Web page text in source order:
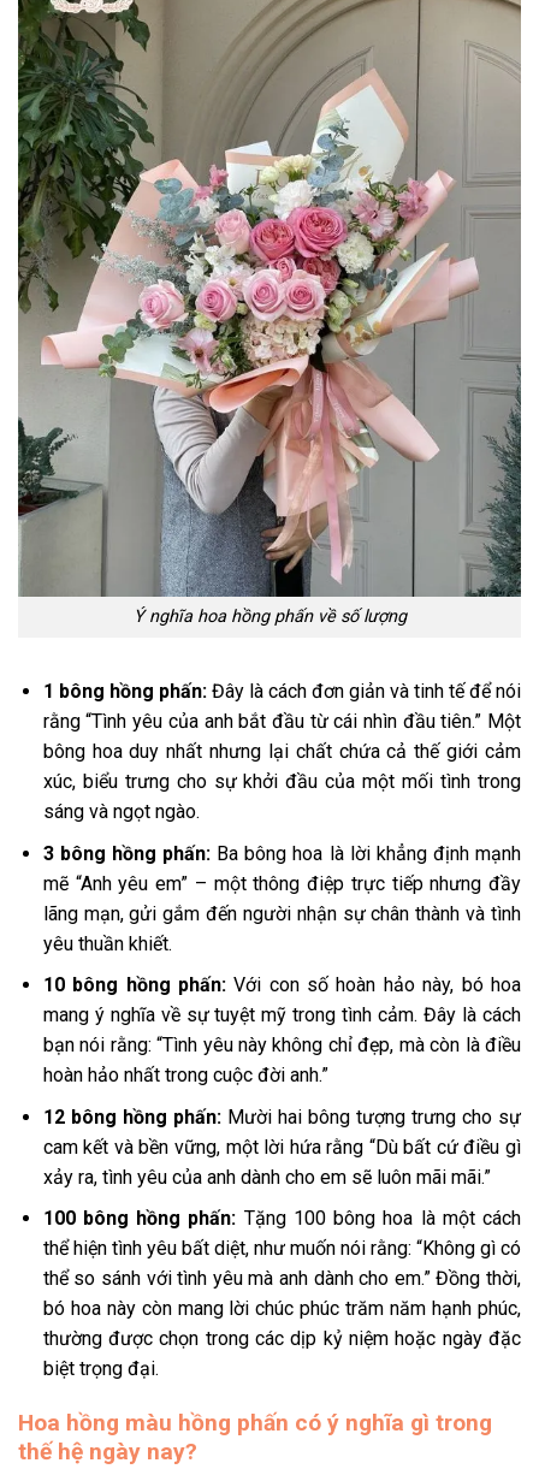
Ý nghĩa hoa hồng phấn về số lượng
1 bông hồng phấn:Đây là cách đơn giản và tinh tế để nói
rằng “Tình yêu của anh bắt đầu từ cái nhìn đầu tiên.” Một
bông hoa duy nhất nhưng lại chất chứa cả thế giới cảm
xúc, biểu trưng cho sự khởi đầu của một mối tình trong
sáng và ngọt ngào.
3 bông hồng phấn: Ba bông hoa là lời khẳng định mạnh
mẽ “Anh yêu em” – một thông điệp trực tiếp nhưng đầy
lãng mạn, gửi gắm đến người nhận sự chân thành và tình
yêu thuần khiết.
10 bông hồng phấn:Với con số hoàn hảo này, bó hoa
mang ý nghĩa về sự tuyệt mỹ trong tình cảm. Đây là cách
bạn nói rằng: “Tình yêu này không chỉ đẹp, mà còn là điều
hoàn hảo nhất trong cuộc đời anh.”
12 bông hồng phấn:Mười hai bông tượng trưng cho sự
cam kết và bền vững, một lời hứa rằng “Dù bất cứ điều gì
xảy ra, tình yêu của anh dành cho em sẽ luôn mãi mãi.”
100 bông hồng phấn: Tặng 100 bông hoa là một cách
thể hiện tình yêu bất diệt, như muốn nói rằng: “Không gì có
thể so sánh với tình yêu mà anh dành cho em.” Đồng thời,
bó hoa này còn mang lời chúc phúc trăm năm hạnh phúc,
thường được chọn trong các dịp kỷ niệm hoặc ngày đặc
biệt trọng đại.
Hoa hồng màu hồng phấn có ý nghĩa gì trong
thế hệ ngày nay?